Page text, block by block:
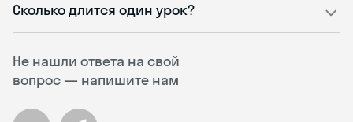
Не нашли ответа на свой
вопрос — напишите нам
Сколько длится один урок?